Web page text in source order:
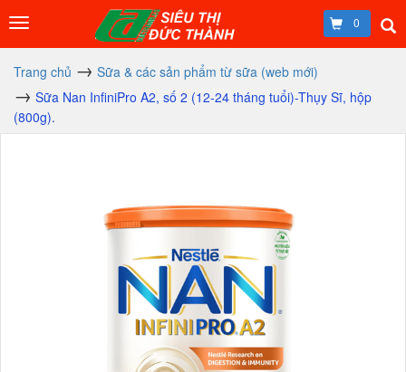
0
Trang chủ
Sữa & các sản phẩm từ sữa (web mới)
Sữa Nan InfiniPro A2, số 2 (12-24 tháng tuổi)-Thụy Sĩ, hộp
(800g).